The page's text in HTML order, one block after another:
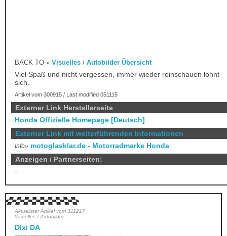
BACK TO » Visuelles / Autobilder Übersicht
Viel Spaß und nicht vergessen, immer wieder reinschauen lohnt
sich.
Artikel vom 300915 / Last modified 051115
Externer Link Herstellerseite
Honda Offizielle Homepage [Deutsch]
Externer Link mit weiterführenden Informationen
Info» motoglasklar.de - Motorradmarke Honda
Anzeigen / Partnerseiten:
-
Aktuellster Artikel vom 311217
Visuelles / Autobilder
Dixi DA